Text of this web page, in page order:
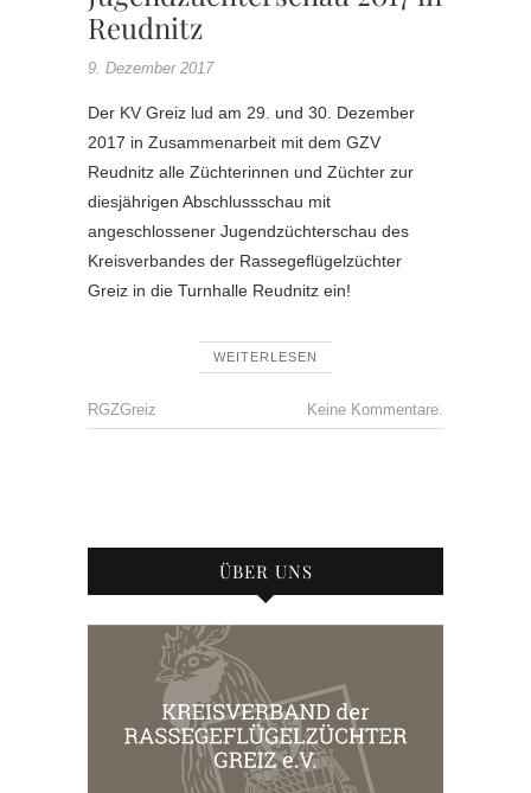
Reudnitz
9. Dezember 2017
Der KV Greiz lud am 29. und 30. Dezember
2017 in Zusammenarbeit mit dem GZV
Reudnitz alle Züchterinnen und Züchter zur
diesjährigen Abschlussschau mit
angeschlossener Jugendzüchterschau des
Kreisverbandes der Rassegeflügelzüchter
Greiz in die Turnhalle Reudnitz ein!
WEITERLESEN
RGZGreiz Keine Kommentare.
ÜBER UNS